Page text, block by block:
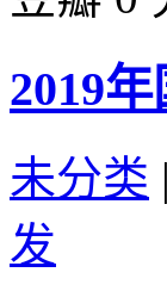
2019
未分类 |
发